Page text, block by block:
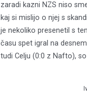
zaradi kazni NZS niso
kaj si mislijo o njej s
je nekoliko presenetil s
času spet igral na
tudi Celju (0:0 z Nafto),